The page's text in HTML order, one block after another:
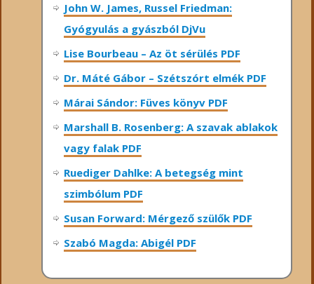
John W. James, Russel Friedman:
Gyógyulás a gyászból DjVu
Lise Bourbeau – Az öt sérülés PDF
Dr. Máté Gábor – Szétszórt elmék PDF
Márai Sándor: Füves könyv PDF
Marshall B. Rosenberg: A szavak ablakok
vagy falak PDF
Ruediger Dahlke: A betegség mint
szimbólum PDF
Susan Forward: Mérgező szülők PDF
Szabó Magda: Abigél PDF